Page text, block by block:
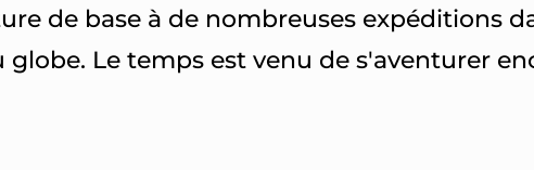
de base à de nombreuses expéditions
globe. Le temps est venu de s'aventurer